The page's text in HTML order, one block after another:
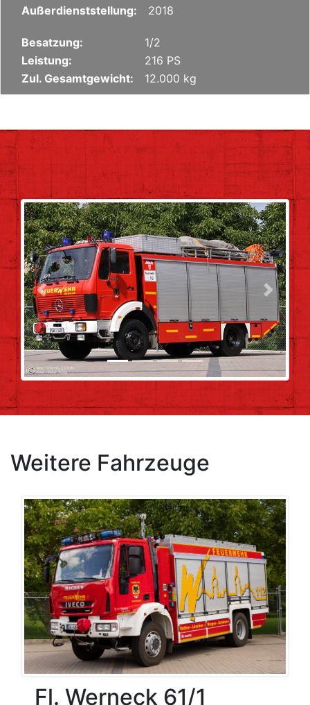
Außerdienststellung:
2018
Besatzung:
1/2
Leistung:
216 PS
Zul. Gesamtgewicht:
12.000 kg
Previous Next
Weitere Fahrzeuge
Fl. Werneck 61/1